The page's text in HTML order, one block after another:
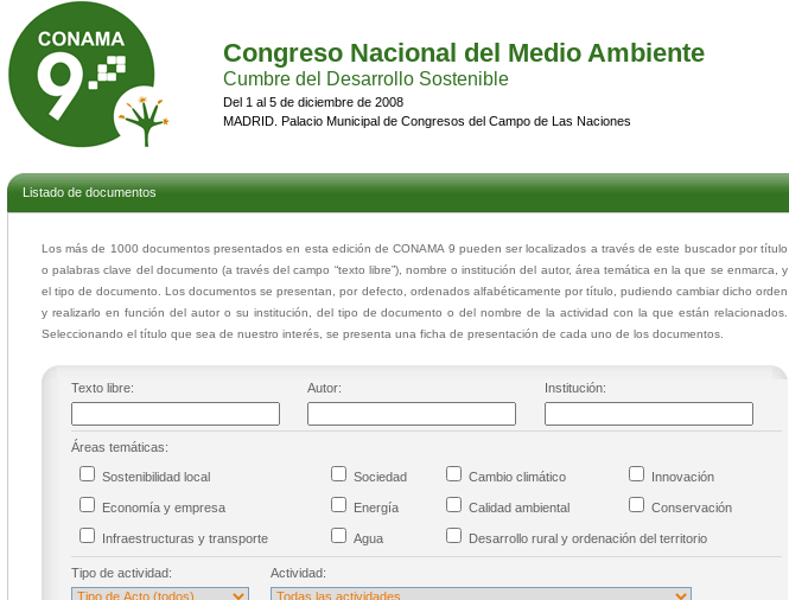
Congreso Nacional del Medio Ambiente
Cumbre del Desarrollo Sostenible
Del 1 al 5 de diciembre de 2008
MADRID. Palacio Municipal de Congresos del Campo de Las Naciones
Listado de documentos
Los más de 1000 documentos presentados en esta edición de CONAMA 9 pueden ser localizados a través de este buscador por título
o palabras clave del documento (a través del campo “texto libre”), nombre o institución del autor, área temática en la que se enmarca, y
el tipo de documento. Los documentos se presentan, por defecto, ordenados alfabéticamente por título, pudiendo cambiar dicho orden
y realizarlo en función del autor o su institución, del tipo de documento o del nombre de la actividad con la que están relacionados.
Seleccionando el título que sea de nuestro interés, se presenta una ficha de presentación de cada uno de los documentos.
Texto libre: Autor: Institución:
Áreas temáticas:
Sostenibilidad local Sociedad Cambio climático Innovación
Economía y empresa Energía Calidad ambiental Conservación
Infraestructuras y transporte Agua Desarrollo rural y ordenación del territorio
Tipo de actividad: Actividad: